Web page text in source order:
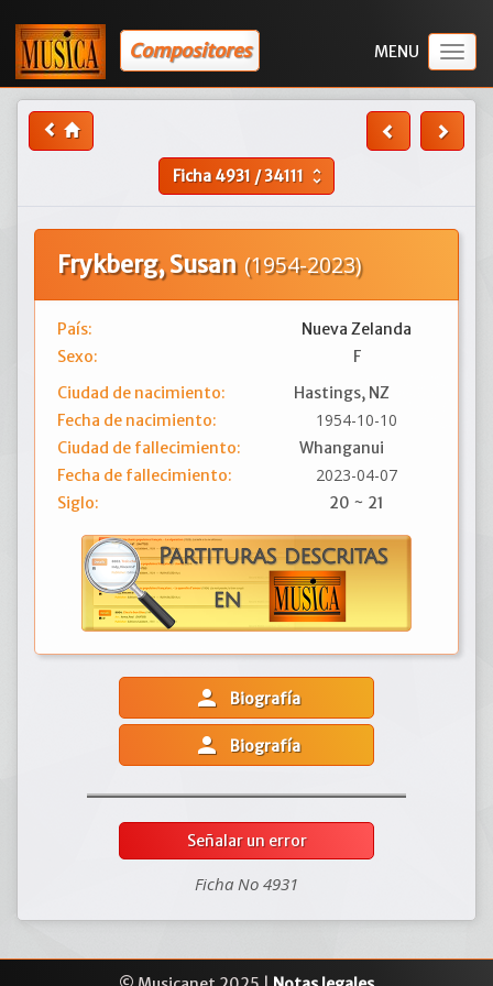
Compositores
Ficha4931 /34111 unfold_more
Frykberg, Susan (1954-2023)
País:
Nueva Zelanda
Sexo:
F
Ciudad de nacimiento:
Hastings, NZ
Fecha de nacimiento:
1954-10-10
Ciudad de fallecimiento:
Whanganui
Fecha de fallecimiento:
2023-04-07
Siglo: 20 ~ 21
person Biografía
person Biografía
Señalar un error
Ficha No 4931